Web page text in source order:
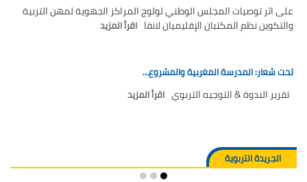
على اثر توصيات المجلس الوطني لولوج المراكز الجهوية لمهن التربية
والتكوين نظم المكتبان الإقليميان لانفا اقرأ المزيد
تحت شعار: المدرسة المغربية والمشروع…
تقرير الندوة & التوجيه التربوي اقرأ المزيد
الجريدة التربوية